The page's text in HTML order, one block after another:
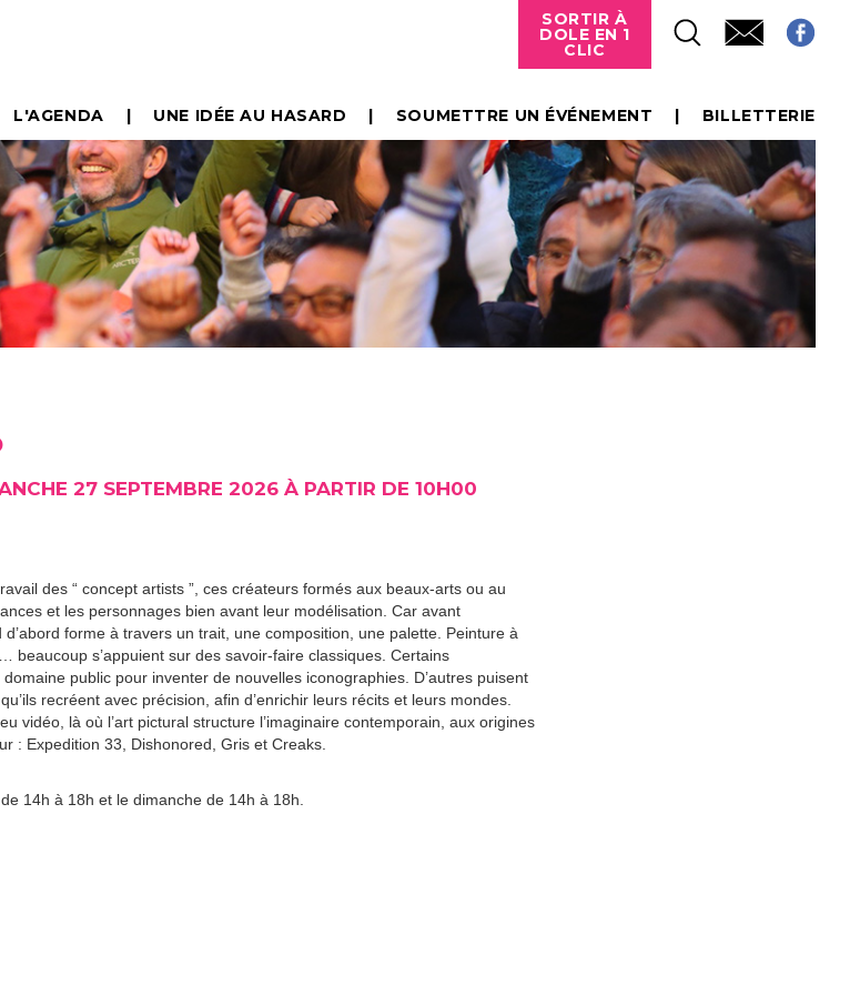
SORTIR À
DOLE EN 1
CLIC
L'AGENDA UNE IDÉE AU HASARD SOUMETTRE UN ÉVÉNEMENT BILLETTERIE
27 SEPTEMBRE 2026 À PARTIR DE 10H00
des “ concept artists ”, ces créateurs formés aux beaux-arts ou au
et les personnages bien avant leur modélisation. Car avant
forme à travers un trait, une composition, une palette. Peinture à
beaucoup s’appuient sur des savoir-faire classiques. Certains
public pour inventer de nouvelles iconographies. D’autres puisent
recréent avec précision, afin d’enrichir leurs récits et leurs mondes.
vidéo, là où l’art pictural structure l’imaginaire contemporain, aux origines
: Expedition 33, Dishonored, Gris et Creaks.
14h à 18h et le dimanche de 14h à 18h.